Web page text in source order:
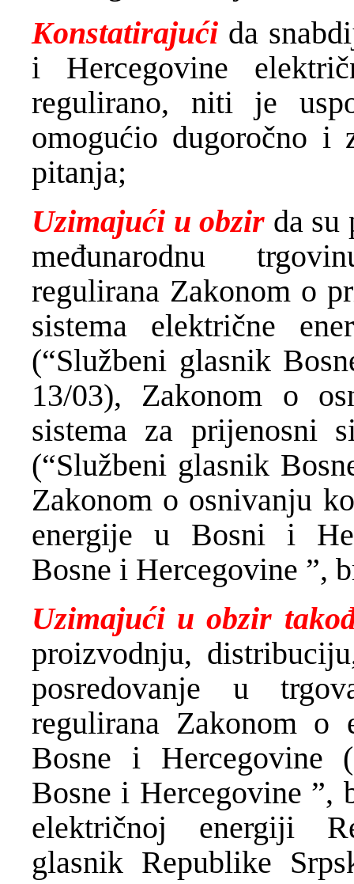
Konstatirajući da
i Hercegovine
regulirano, niti je
omogućio dugoročno i
pitanja;
Uzimajući u obzir da su
međunarodnu
regulirana Zakonom o
sistema električne
(“Službeni glasnik
13/03), Zakonom o
sistema za prijenosni
(“Službeni glasnik
Zakonom o osnivanju
energije u Bosni i
Bosne i Hercegovine ”,
Uzimajući u obzir
proizvodnju,
posredovanje u
regulirana Zakonom o
Bosne i Hercegovine
Bosne i Hercegovine ”,
električnoj energiji
glasnik Republike